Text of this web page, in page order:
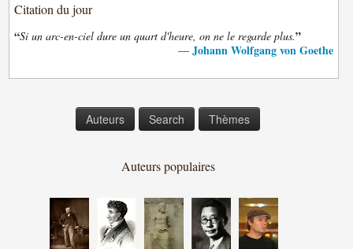
Citation du jour
“Si un arc-en-ciel dure un quart d'heure, on ne le regarde plus.”
— Johann Wolfgang von Goethe
Auteurs Search Thèmes
Auteurs populaires